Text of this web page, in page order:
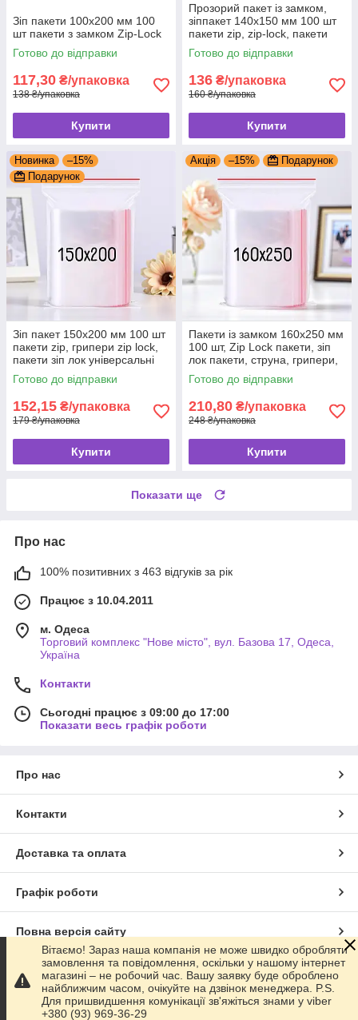
Зіп пакети 100x200 мм 100
шт пакети з замком Zip-Lock
Готово до відправки
117,30 ₴/упаковка
138 ₴/упаковка
Купити
Прозорий пакет із замком,
зіппакет 140x150 мм 100 шт
пакети zip, zip-lock, пакети
струна zip lock
Готово до відправки
136 ₴/упаковка
160 ₴/упаковка
Купити
Новинка
–15%
Подарунок
Зіп пакет 150х200 мм 100 шт
пакети zip, грипери zip lock,
пакети зіп лок універсальні
Готово до відправки
152,15 ₴/упаковка
179 ₴/упаковка
Купити
Акція –15% Подарунок
Пакети із замком 160x250 мм
100 шт, Zip Lock пакети, зіп
лок пакети, струна, грипери,
пакети із замком ZIP-LOCK
Готово до відправки
210,80 ₴/упаковка
248 ₴/упаковка
Купити
Показати ще
Про нас
100% позитивних з 463 відгуків за рік
Працює з 10.04.2011
м. Одеса
Торговий комплекс "Нове місто", вул. Базова 17, Одеса,
Україна
Контакти
Сьогодні працює з 09:00 до 17:00
Показати весь графік роботи
Про нас
Контакти
Доставка та оплата
Графік роботи
Повна версія сайту
Сайт створено на маркетплейсі Prom.ua
Політика конфіденційності
Вітаємо! Зараз наша компанія не може швидко обробляти
замовлення та повідомлення, оскільки у нашому інтернет
магазині – не робочий час. Вашу заявку буде оброблено
найближчим часом, очікуйте на дзвінок менеджера. P.S.
Для пришвидшення комунікації зв'яжіться знами у viber
+380 (93) 969-36-29